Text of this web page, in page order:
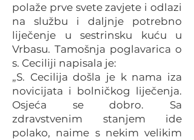
polaže prve svete zavjete i odlazi
na službu i daljnje potrebno
liječenje u sestrinsku kuću u
Vrbasu. Tamošnja poglavarica o
s. Ceciliji napisala je:
„S. Cecilija došla je k nama iza
novicijata i bolničkog liječenja.
Osjeća se dobro. Sa
zdravstvenim stanjem ide
polako, naime s nekim velikim